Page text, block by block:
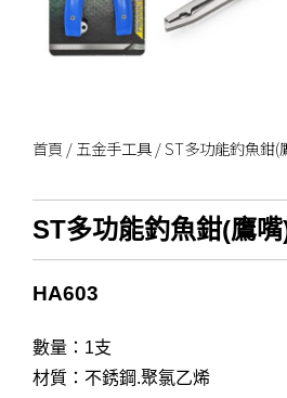
首頁 /五金手工具/ ST多功能釣魚鉗(
ST多功能釣魚鉗(鷹嘴
HA603
數量：1支
材質：不銹鋼.聚氯乙烯